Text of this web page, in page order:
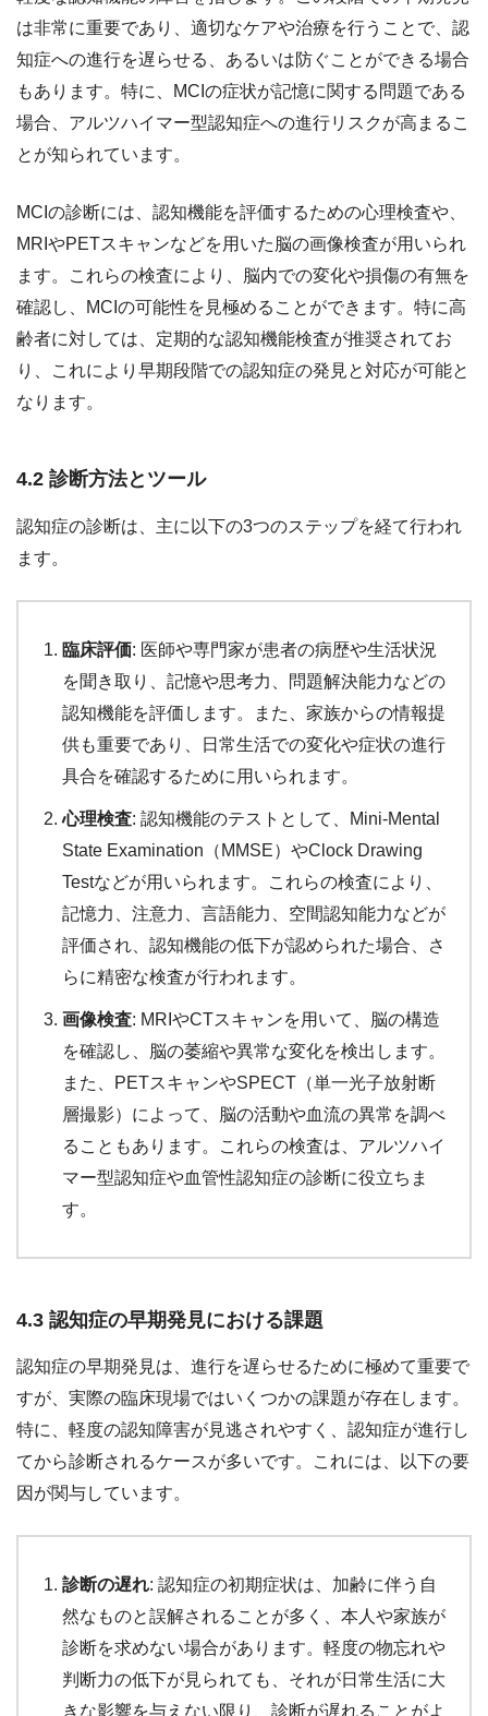
は非常に重要であり、適切なケアや治療を行うことで、認
知症への進行を遅らせる、あるいは防ぐことができる場合
もあります。特に、MCIの症状が記憶に関する問題である
場合、アルツハイマー型認知症への進行リスクが高まるこ
とが知られています。
MCIの診断には、認知機能を評価するための心理検査や、
MRIやPETスキャンなどを用いた脳の画像検査が用いられ
ます。これらの検査により、脳内での変化や損傷の有無を
確認し、MCIの可能性を見極めることができます。特に高
齢者に対しては、定期的な認知機能検査が推奨されてお
り、これにより早期段階での認知症の発見と対応が可能と
なります。
4.2 診断方法とツール
認知症の診断は、主に以下の3つのステップを経て行われ
ます。
臨床評価: 医師や専門家が患者の病歴や生活状況
を聞き取り、記憶や思考力、問題解決能力などの
認知機能を評価します。また、家族からの情報提
供も重要であり、日常生活での変化や症状の進行
具合を確認するために用いられます。
心理検査: 認知機能のテストとして、Mini-Mental
State Examination（MMSE）やClock Drawing
Testなどが用いられます。これらの検査により、
記憶力、注意力、言語能力、空間認知能力などが
評価され、認知機能の低下が認められた場合、さ
らに精密な検査が行われます。
画像検査: MRIやCTスキャンを用いて、脳の構造
を確認し、脳の萎縮や異常な変化を検出します。
また、PETスキャンやSPECT（単一光子放射断
層撮影）によって、脳の活動や血流の異常を調べ
ることもあります。これらの検査は、アルツハイ
マー型認知症や血管性認知症の診断に役立ちま
す。
4.3 認知症の早期発見における課題
認知症の早期発見は、進行を遅らせるために極めて重要で
すが、実際の臨床現場ではいくつかの課題が存在します。
特に、軽度の認知障害が見逃されやすく、認知症が進行し
てから診断されるケースが多いです。これには、以下の要
因が関与しています。
診断の遅れ: 認知症の初期症状は、加齢に伴う自
然なものと誤解されることが多く、本人や家族が
診断を求めない場合があります。軽度の物忘れや
判断力の低下が見られても、それが日常生活に大
きな影響を与えない限り、診断が遅れることがよ